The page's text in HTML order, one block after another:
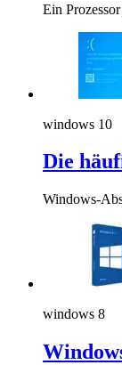
Ein
windows 10
Die
Windows-
windows 8